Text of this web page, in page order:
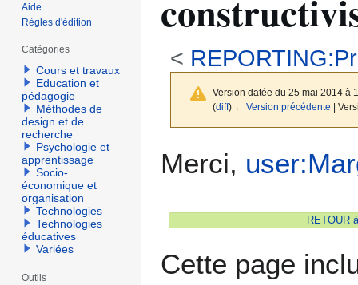
<
Version datée du 25 mai 2014 à
(diff) ← Version précédente |
Merci,
RETOUR
Cette page
Aide
Règles d'édition
Catégories
Cours et travaux
Education et
pédagogie
Méthodes de
design et de
recherche
Psychologie et
apprentissage
Socio-
économique et
organisation
Technologies
Technologies
éducatives
Variées
Outils